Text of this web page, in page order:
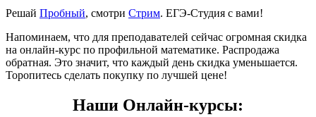
Решай Пробный, смотри Стрим. ЕГЭ-Студия с вами!
Напоминаем, что для преподавателей сейчас огромная скидка
на онлайн-курс по профильной математике. Распродажа
обратная. Это значит, что каждый день скидка уменьшается.
Торопитесь сделать покупку по лучшей цене!
Наши Онлайн-курсы: